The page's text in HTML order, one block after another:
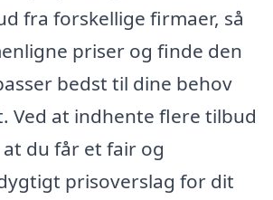
fra forskellige firmaer, så
priser og finde den
bedst til dine behov
Ved at indhente flere tilbud
du får et fair og
prisoverslag for dit